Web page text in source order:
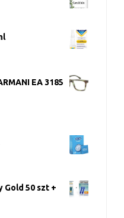
EA 3185
Gold 50 szt +